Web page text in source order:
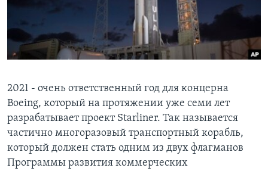
2021 - очень ответственный год для концерна
Boeing, который на протяжении уже семи лет
разрабатывает проект Starliner. Так называется
частично многоразовый транспортный корабль,
который должен стать одним из двух флагманов
Программы развития коммерческих